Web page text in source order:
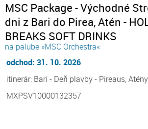
MSC Package - Východné
dni z Bari do Pirea, Atén -
BREAKS SOFT DRINKS
na palube »MSC Orchestra«
odchod: 31. 10. 2026
itinerár: Bari - Deň plavby - Pireaus, Atény
MXPSV10000132357